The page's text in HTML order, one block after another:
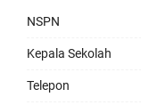
NSPN
Kepala Sekolah
Telepon